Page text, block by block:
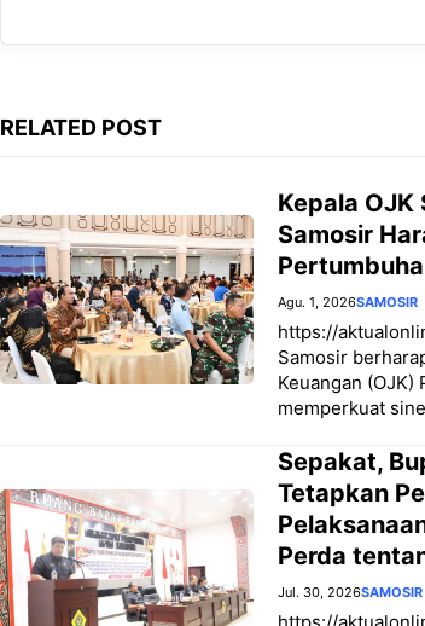
k p
me
RELATED POST
Kepala OJK
Samosir
Agu. 1, 2026SAMOSIR
https://
Samosir
Keuangan (OJK)
memperkuat
Sepakat,
Tetapkan
Perda
Jul. 30, 2026SAMOSIR